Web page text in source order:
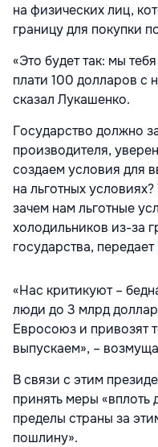
на физических лиц,
границу для покупки
«Это будет так: мы
плати 100 долларов с
сказал Лукашенко.
Государство должно
производителя,
создаем условия для
на льготных
зачем нам льготные
холодильников из-за
государства, передает
«Нас критикуют –
люди до 3 млрд
Евросоюз и привозят
выпускаем», –
В связи с этим
принять меры «вплоть
пределы страны за
пошлину».